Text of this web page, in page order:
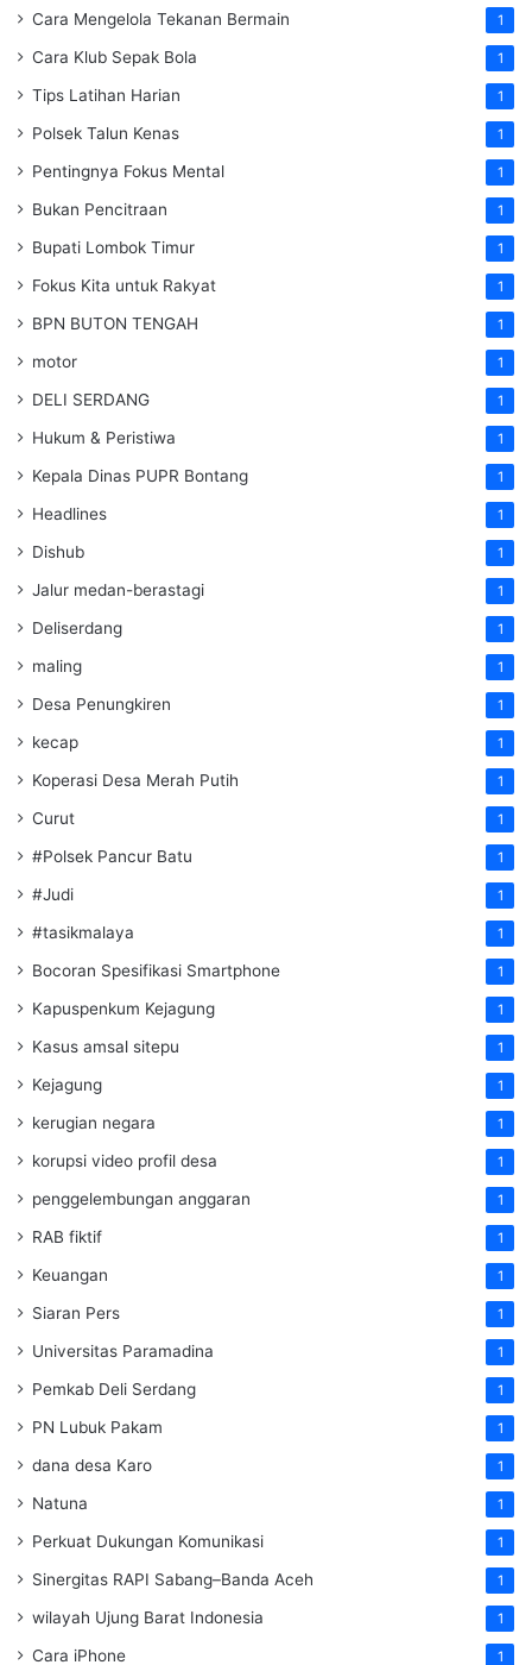
Cara Mengelola Tekanan Bermain 1
Cara Klub Sepak Bola 1
Tips Latihan Harian 1
Polsek Talun Kenas 1
Pentingnya Fokus Mental 1
Bukan Pencitraan 1
Bupati Lombok Timur 1
Fokus Kita untuk Rakyat 1
BPN BUTON TENGAH 1
motor 1
DELI SERDANG 1
Hukum & Peristiwa 1
Kepala Dinas PUPR Bontang 1
Headlines 1
Dishub 1
Jalur medan-berastagi 1
Deliserdang 1
maling 1
Desa Penungkiren 1
kecap 1
Koperasi Desa Merah Putih 1
Curut 1
#Polsek Pancur Batu 1
#Judi 1
#tasikmalaya 1
Bocoran Spesifikasi Smartphone 1
Kapuspenkum Kejagung 1
Kasus amsal sitepu 1
Kejagung 1
kerugian negara 1
korupsi video profil desa 1
penggelembungan anggaran 1
RAB fiktif 1
Keuangan 1
Siaran Pers 1
Universitas Paramadina 1
Pemkab Deli Serdang 1
PN Lubuk Pakam 1
dana desa Karo 1
Natuna 1
Perkuat Dukungan Komunikasi 1
Sinergitas RAPI Sabang–Banda Aceh 1
wilayah Ujung Barat Indonesia 1
Cara iPhone 1